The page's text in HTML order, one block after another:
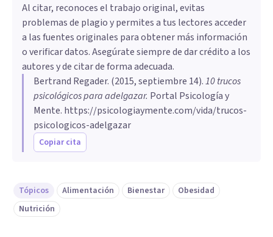
Al citar, reconoces el trabajo original, evitas
problemas de plagio y permites a tus lectores acceder
a las fuentes originales para obtener más información
o verificar datos. Asegúrate siempre de dar crédito a los
autores y de citar de forma adecuada.
Bertrand Regader. (2015, septiembre 14).10 trucos
psicológicos para adelgazar. Portal Psicología y
Mente. https://psicologiaymente.com/vida/trucos-
psicologicos-adelgazar
Copiar cita
Tópicos Alimentación Bienestar
Obesidad
Nutrición